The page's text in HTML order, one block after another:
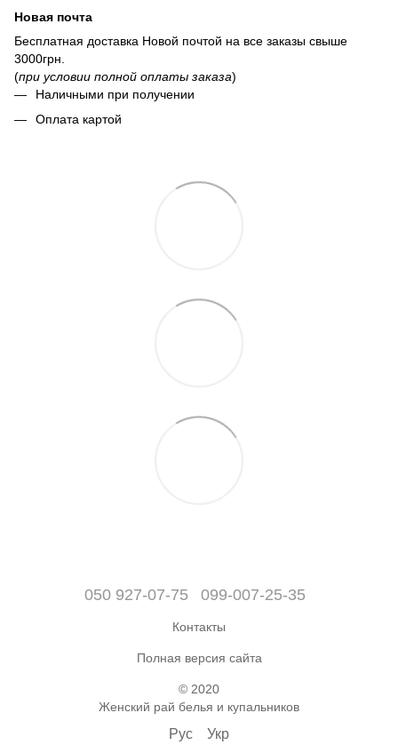
Новая почта
Бесплатная доставка Новой почтой на все заказы свыше
3000грн.
(при условии полной оплаты заказа)
Наличными при получении
Оплата картой
050 927-07-75 099-007-25-35
Контакты
Полная версия сайта
© 2020
Женский рай белья и купальников
Рус Укр